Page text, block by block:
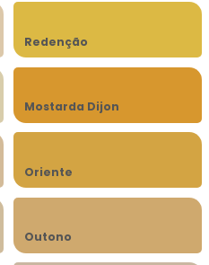
Redenção
Mostarda Dijon
Oriente
Outono